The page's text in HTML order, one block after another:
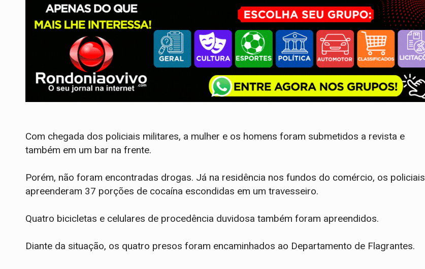
Com chegada dos policiais militares, a mulher e os homens foram submetidos a revista e
também em um bar na frente.
Porém, não foram encontradas drogas. Já na residência nos fundos do comércio, os policiais
apreenderam 37 porções de cocaína escondidas em um travesseiro.
Quatro bicicletas e celulares de procedência duvidosa também foram apreendidos.
Diante da situação, os quatro presos foram encaminhados ao Departamento de Flagrantes.